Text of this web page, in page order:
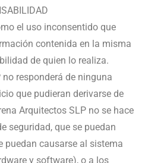
el uso inconsentido que
contenida en la misma
de quien lo realiza.
responderá de ninguna
que pudieran derivarse de
Arquitectos SLP no se hace
seguridad, que se puedan
puedan causarse al sistema
y software), o a los